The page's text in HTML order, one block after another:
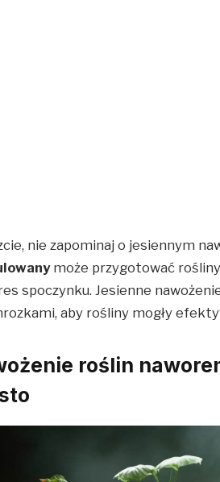
nie zapominaj o jesiennym
może przygotować
spoczynku. Jesienne
aby rośliny mogły
roślin